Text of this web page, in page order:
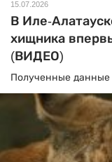
15.07.2026
В Иле-
хищника
(ВИДЕО)
Полученные данные